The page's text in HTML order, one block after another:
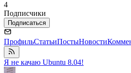
4
Подписчики
Подписаться
ПрофильСтатьиПостыНовости
Я не качаю Ubuntu 8.04!